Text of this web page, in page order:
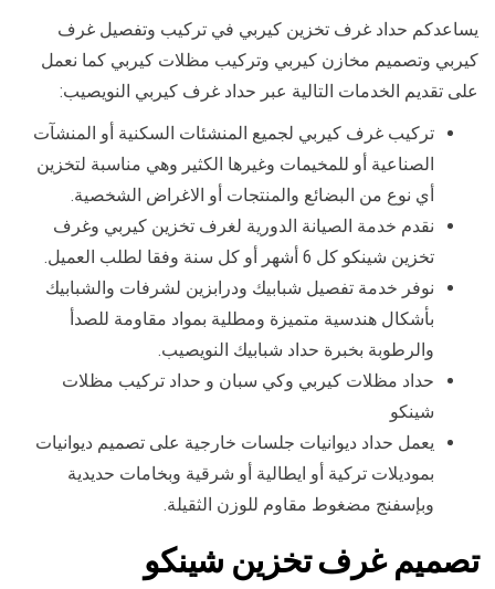
يساعدكم حداد غرف تخزين كيربي في تركيب وتفصيل غرف
كيربي وتصميم مخازن كيربي وتركيب مظلات كيربي كما نعمل
على تقديم الخدمات التالية عبر حداد غرف كيربي النويصيب:
تركيب غرف كيربي لجميع المنشئات السكنية أو المنشآت
الصناعية أو للمخيمات وغيرها الكثير وهي مناسبة لتخزين
أي نوع من البضائع والمنتجات أو الاغراض الشخصية.
نقدم خدمة الصيانة الدورية لغرف تخزين كيربي وغرف
تخزين شينكو كل 6 أشهر أو كل سنة وفقا لطلب العميل.
نوفر خدمة تفصيل شبابيك ودرابزين لشرفات والشبابيك
بأشكال هندسية متميزة ومطلية بمواد مقاومة للصدأ
والرطوبة بخبرة حداد شبابيك النويصيب.
حداد مظلات كيربي وكي سبان و حداد تركيب مظلات
شينكو
يعمل حداد ديوانيات جلسات خارجية على تصميم ديوانيات
بموديلات تركية أو ايطالية أو شرقية وبخامات حديدية
وبإسفنج مضغوط مقاوم للوزن الثقيلة.
تصميم غرف تخزين شينكو